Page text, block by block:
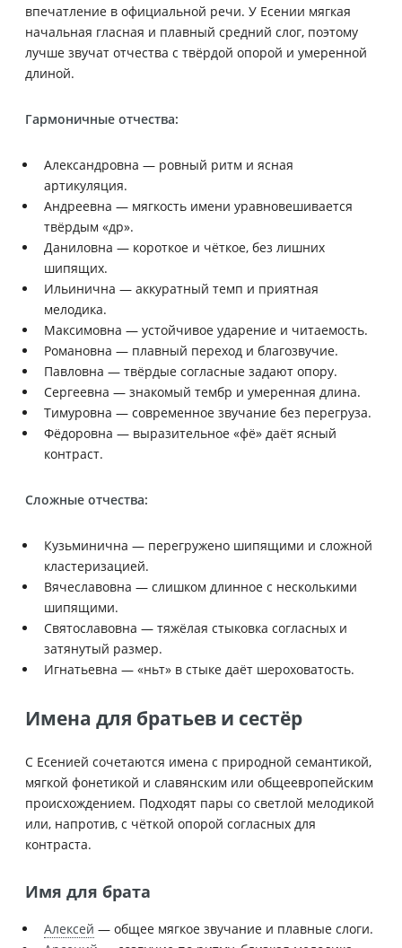
впечатление в официальной речи. У Есении мягкая
начальная гласная и плавный средний слог, поэтому
лучше звучат отчества с твёрдой опорой и умеренной
длиной.
Гармоничные отчества:
Александровна — ровный ритм и ясная
артикуляция.
Андреевна — мягкость имени уравновешивается
твёрдым «др».
Даниловна — короткое и чёткое, без лишних
шипящих.
Ильинична — аккуратный темп и приятная
мелодика.
Максимовна — устойчивое ударение и читаемость.
Романовна — плавный переход и благозвучие.
Павловна — твёрдые согласные задают опору.
Сергеевна — знакомый тембр и умеренная длина.
Тимуровна — современное звучание без перегруза.
Фёдоровна — выразительное «фё» даёт ясный
контраст.
Сложные отчества:
Кузьминична — перегружено шипящими и сложной
кластеризацией.
Вячеславовна — слишком длинное с несколькими
шипящими.
Святославовна — тяжёлая стыковка согласных и
затянутый размер.
Игнатьевна — «ньт» в стыке даёт шероховатость.
Имена для братьев и сестёр
С Есенией сочетаются имена с природной семантикой,
мягкой фонетикой и славянским или общеевропейским
происхождением. Подходят пары со светлой мелодикой
или, напротив, с чёткой опорой согласных для
контраста.
Имя для брата
Алексей — общее мягкое звучание и плавные слоги.